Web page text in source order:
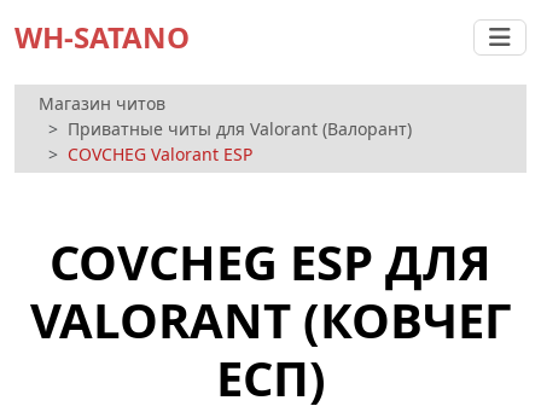
WH-SATANO
Магазин читов
Приватные читы для Valorant (Валорант)
COVCHEG Valorant ESP
COVCHEG ESP ДЛЯ
VALORANT (КОВЧЕГ
ЕСП)